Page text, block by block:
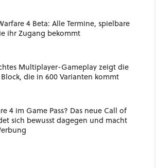
4 Beta: Alle Termine, spielbare
ihr Zugang bekommt
Multiplayer-Gameplay zeigt die
die in 600 Varianten kommt
4 im Game Pass? Das neue Call of
sich bewusst dagegen und macht